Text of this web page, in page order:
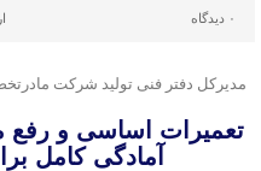
۰ دیدگاه
مدیرکل دفتر فنی تولید شرکت
تعمیرات اساسی و رفع
آمادگی کامل